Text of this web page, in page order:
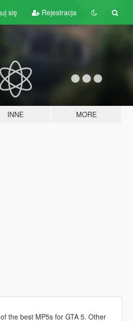
się Rejestracja
INNE MORE
the best MP5s for GTA 5. Other